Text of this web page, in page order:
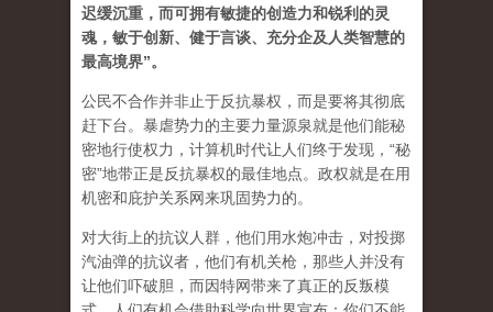
迟缓沉重，而可拥有敏捷的创造力和锐利的灵
魂，敏于创新、健于言谈、充分企及人类智慧的
最高境界”。
公民不合作并非止于反抗暴权，而是要将其彻底
赶下台。暴虐势力的主要力量源泉就是他们能秘
密地行使权力，计算机时代让人们终于发现，“秘
密”地带正是反抗暴权的最佳地点。政权就是在用
机密和庇护关系网来巩固势力的。
对大街上的抗议人群，他们用水炮冲击，对投掷
汽油弹的抗议者，他们有机关枪，那些人并没有
让他们吓破胆，而因特网带来了真正的反叛模